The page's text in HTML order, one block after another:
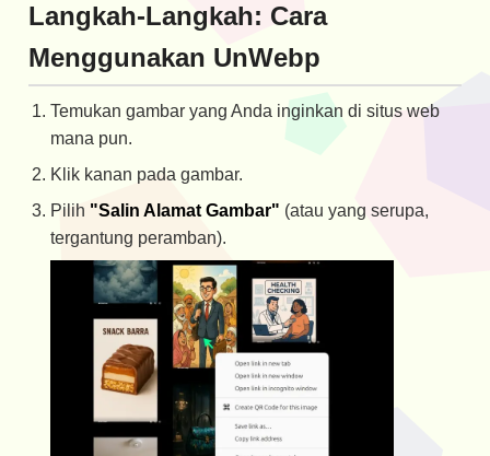
Langkah-Langkah: Cara
Menggunakan UnWebp
Temukan gambar yang Anda inginkan di situs web
mana pun.
Klik kanan pada gambar.
Pilih "Salin Alamat Gambar" (atau yang serupa,
tergantung peramban).